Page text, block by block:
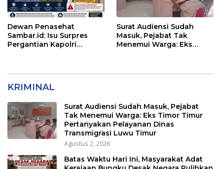
Dewan Penasehat
Sambar.id: Isu Surpres
Pergantian Kapolri
Surat Audiensi Sudah
Masuk, Pejabat Tak
Menemui Warga: Eks
KRIMINAL
Surat Audiensi Sudah Masuk, Pejabat
Tak Menemui Warga: Eks Timor Timur
Pertanyakan Pelayanan Dinas
Transmigrasi Luwu Timur
Agustus 2, 2026
Batas Waktu Hari Ini, Masyarakat Adat